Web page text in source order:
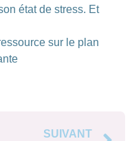
état de stress. Et
sur le plan
SUIVANT